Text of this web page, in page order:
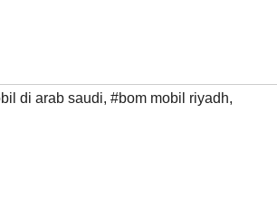
di arab saudi, #bom mobil riyadh,